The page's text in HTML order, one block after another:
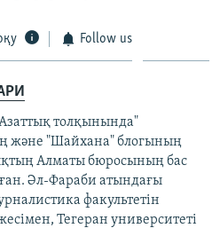
Follow us
толқынында"
және "Шайхана" блогының
Алматы бюросының бас
Әл-Фараби атындағы
факультетін
Тегеран университеті